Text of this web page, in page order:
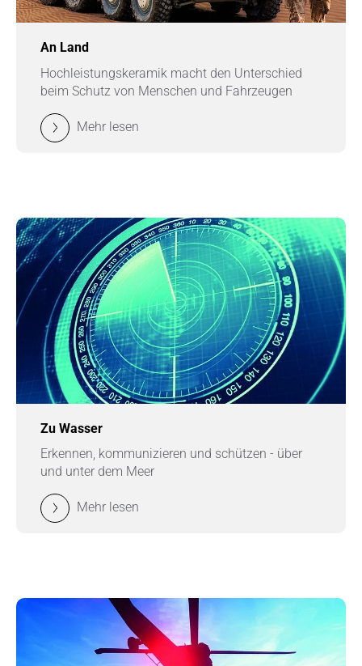
An Land
Hochleistungskeramik macht den Unterschied
beim Schutz von Menschen und Fahrzeugen
Mehr lesen
Zu Wasser
Erkennen, kommunizieren und schützen - über
und unter dem Meer
Mehr lesen